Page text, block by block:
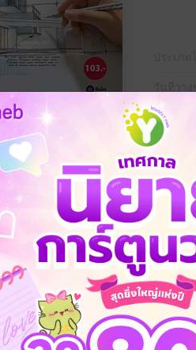
ความยาว
ราคาปก
ค์รายวิชา สมรรถนะรายวิชาและคำอ
/ ข้อสอบ